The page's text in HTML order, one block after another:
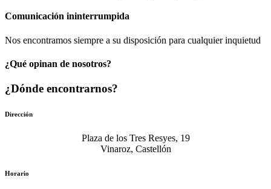
Comunicación​ ininterrumpida
Nos encontramos siempre a su disposición para cualquier inquietud
¿Qué opinan de nosotros?
¿Dónde encontrarnos?
Dirección
Plaza de los Tres Resyes, 19
Vinaroz, Castellón
Horario